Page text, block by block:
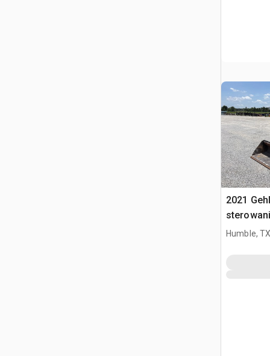
2021
Humble,